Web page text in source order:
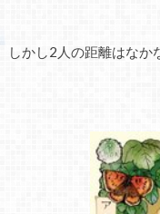
しかし2人の距離はなか